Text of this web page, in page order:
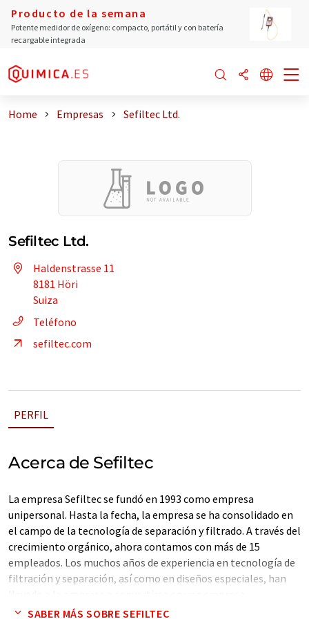
Producto de la semana
Potente medidor de oxígeno: compacto, portátil y con batería
recargable integrada
Home Empresas Sefiltec Ltd.
Sefiltec Ltd.
Haldenstrasse 11
8181 Höri
Suiza
Teléfono
sefiltec.com
PERFIL
Acerca de Sefiltec
La empresa Sefiltec se fundó en 1993 como empresa
unipersonal. Hasta la fecha, la empresa se ha consolidado en
el campo de la tecnología de separación y filtrado. A través del
crecimiento orgánico, ahora contamos con más de 15
empleados. Los muchos años de experiencia en tecnología de
filtración y separación, así como en diseños especiales, han
especializada reconocida y líder con una amplia gama de
SABER MÁS SOBRE SEFILTEC